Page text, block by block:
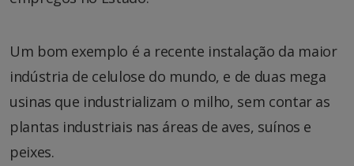
Um bom exemplo é a recente instalação da maior
indústria de celulose do mundo, e de duas mega
usinas que industrializam o milho, sem contar as
plantas industriais nas áreas de aves, suínos e
peixes.